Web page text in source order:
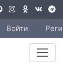
Войти